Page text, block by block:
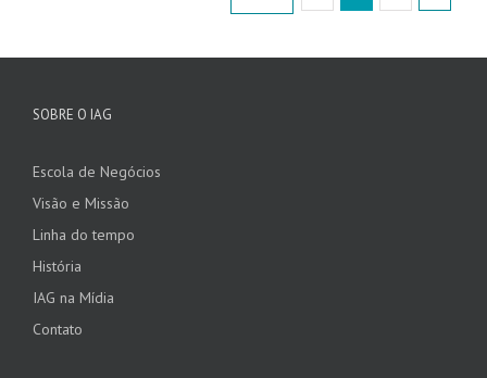
SOBRE O IAG
Escola de Negócios
Visão e Missão
Linha do tempo
História
IAG na Mídia
Contato